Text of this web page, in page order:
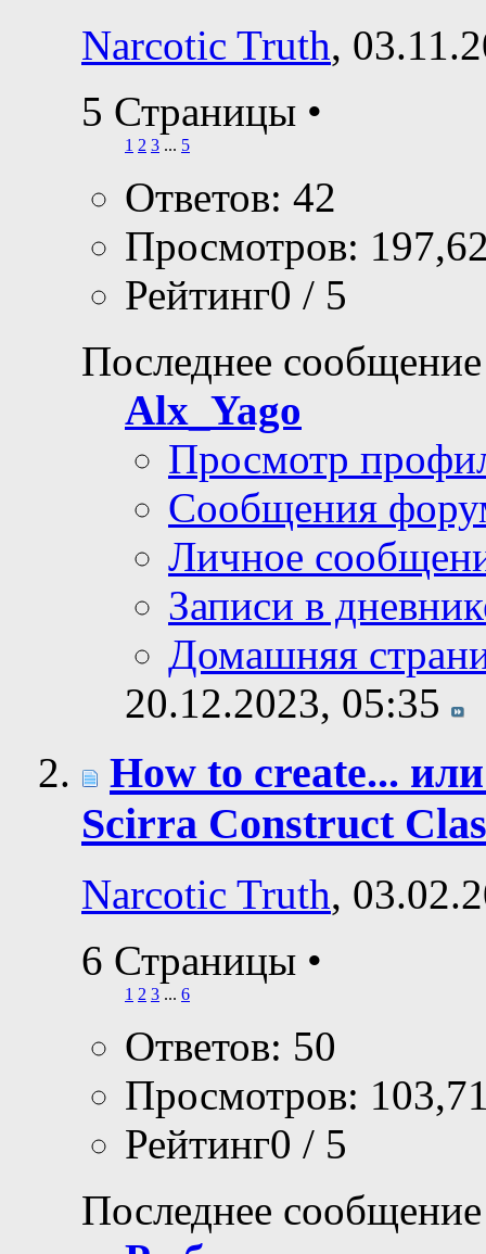
Narcotic Truth,
5 Страницы •
1 2 3 ... 5
Ответов: 42
Просмотров:
Рейтинг0 / 5
Последнее
Alx_Yago
Просмотр
Сообщения
Личное
Записи в
Домашняя
20.12.2023, 05:35
How to create...
Scirra Construct
Narcotic Truth,
6 Страницы •
1 2 3 ... 6
Ответов: 50
Просмотров:
Рейтинг0 / 5
Последнее